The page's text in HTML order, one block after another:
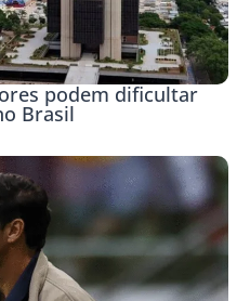
podem dificultar
Brasil